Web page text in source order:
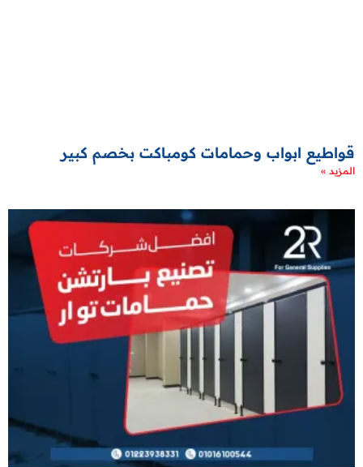
قواطيع ابواب وحمامات كومباكت بخصم كبير
المزيد »